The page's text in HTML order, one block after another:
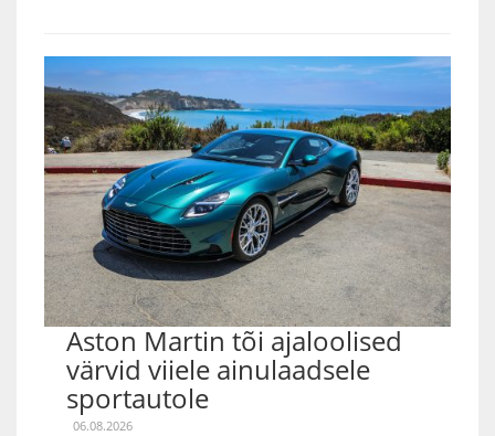
Aston Martin tõi ajaloolised
värvid viiele ainulaadsele
sportautole
06.08.2026